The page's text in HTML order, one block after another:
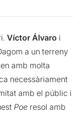
Víctor Álvaro i
a un terreny
amb molta
necessàriament
amb el públic i
Poe resol amb